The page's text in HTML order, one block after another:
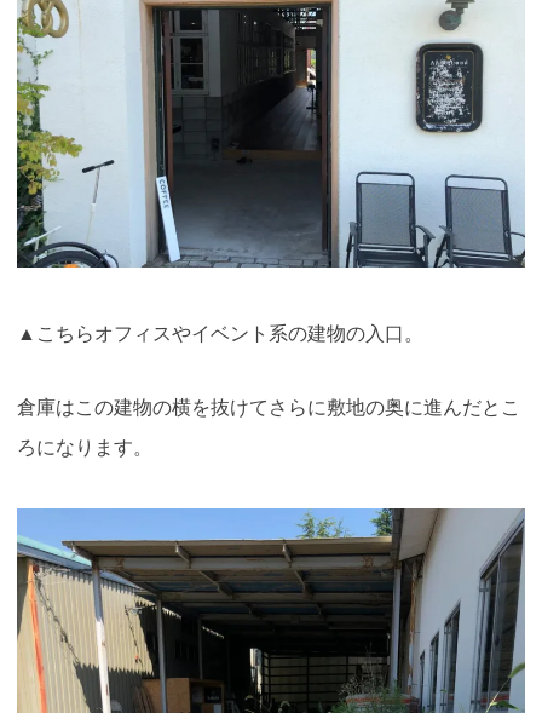
▲こちらオフィスやイベント系の建物の入口。
倉庫はこの建物の横を抜けてさらに敷地の奥に進んだとこ
ろになります。